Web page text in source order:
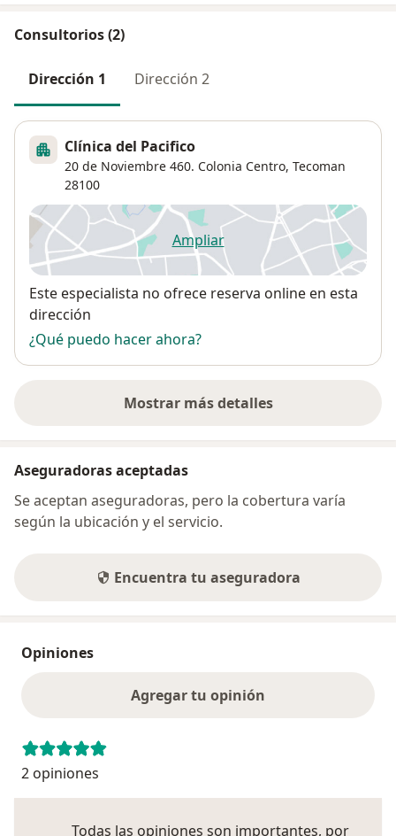
Consultorios (2)
Dirección 1 Dirección 2
Clínica del Pacifico
20 de Noviembre 460. Colonia Centro, Tecoman
28100
Ampliarse abre en una nueva
Disponibilidad
Este especialista no ofrece reserva online en esta
dirección
¿Qué puedo hacer ahora?
Mostrar más detalles
sobre la dirección
Aseguradoras aceptadas
Se aceptan aseguradoras, pero la cobertura varía
según la ubicación y el servicio.
Encuentra tu aseguradora
Opiniones
Agregar tu opinión
2 opiniones
Todas las opiniones son importantes, por